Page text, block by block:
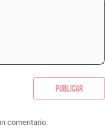
Publicar
comentario.